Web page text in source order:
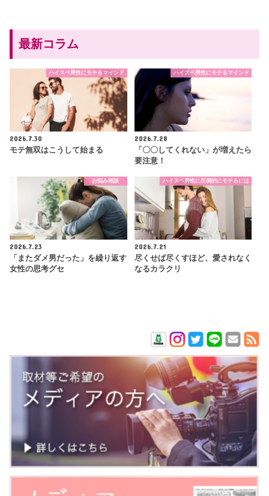
最新コラム
ハイスペ男性にモテるマインド
2026.7.30
モテ無双はこうして始まる
ハイスペ男性にモテるマインド
2026.7.28
「〇〇してくれない」が増えたら
要注意！
お悩み相談
2026.7.23
「またダメ男だった」を繰り返す
女性の思考グセ
ハイスペ男性に圧倒的にモテるには
2026.7.21
尽くせば尽くすほど、愛されなく
なるカラクリ